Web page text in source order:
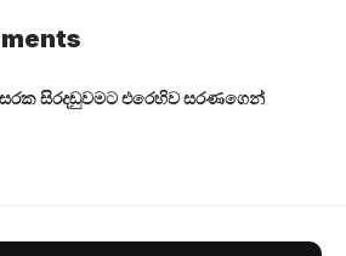
සිරදඬුවමට එරෙහිව සරණගෙන්